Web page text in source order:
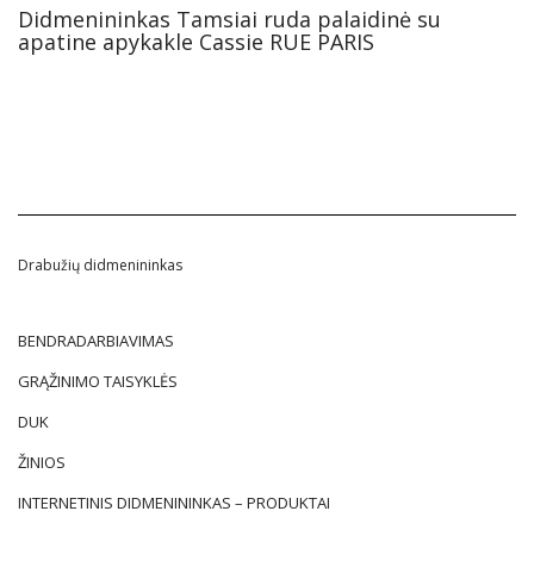
Didmenininkas Tamsiai ruda palaidinė su
apatine apykakle Cassie RUE PARIS
Drabužių didmenininkas
BENDRADARBIAVIMAS
GRĄŽINIMO TAISYKLĖS
DUK
ŽINIOS
INTERNETINIS DIDMENININKAS – PRODUKTAI